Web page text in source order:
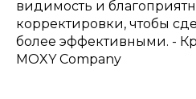
видимость и
корректировки, чтобы
более эффективными. -
MOXY Company